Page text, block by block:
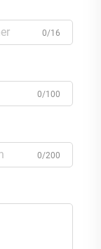
0/16
0/100
0/200